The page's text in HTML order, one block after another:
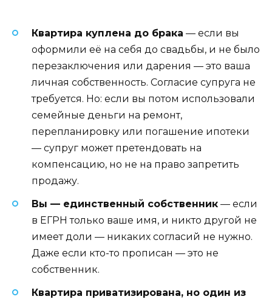
Квартира куплена до брака — если вы
оформили её на себя до свадьбы, и не было
перезаключения или дарения — это ваша
личная собственность. Согласие супруга не
требуется. Но: если вы потом использовали
семейные деньги на ремонт,
перепланировку или погашение ипотеки
— супруг может претендовать на
компенсацию, но не на право запретить
продажу.
Вы — единственный собственник — если
в ЕГРН только ваше имя, и никто другой не
имеет доли — никаких согласий не нужно.
Даже если кто-то прописан — это не
собственник.
Квартира приватизирована, но один из